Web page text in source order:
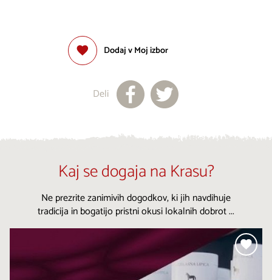
Dodaj v Moj izbor
Deli
Kaj se dogaja na Krasu?
Ne prezrite zanimivih dogodkov, ki jih navdihuje
tradicija in bogatijo pristni okusi lokalnih dobrot ...